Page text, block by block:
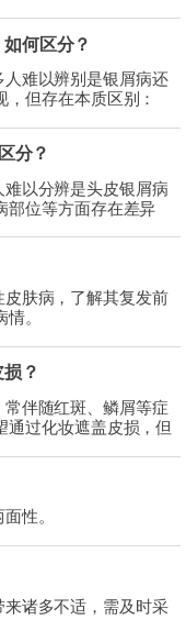
何区分？
难以辨别是银屑病还
但存在本质区别：
分？
以分辨是头皮银屑病
部位等方面存在差异
肤病，了解其复发前
。
？
伴随红斑、鳞屑等症
通过化妆遮盖皮损，但
性。
诸多不适，需及时采